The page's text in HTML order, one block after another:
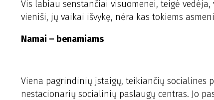
Vis labiau senstančiai visuomenei, teigė
vieniši, jų vaikai išvykę, nėra kas tokiems
Namai – benamiams
Viena pagrindinių įstaigų, teikiančių socialines
nestacionarių socialinių paslaugų centras. Jo